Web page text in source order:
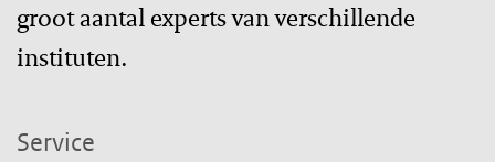
groot aantal experts van verschillende
instituten.
Service